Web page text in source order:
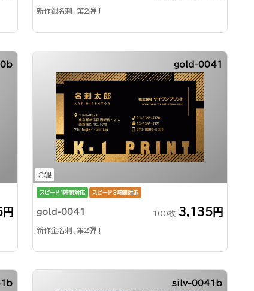
新作銀名刺、第2弾！
金銀
gold-0041
スピード1時間対応 スピード3時間対応
gold-0041 100枚 3,135円
新作金名刺、第2弾！
silv-0041b